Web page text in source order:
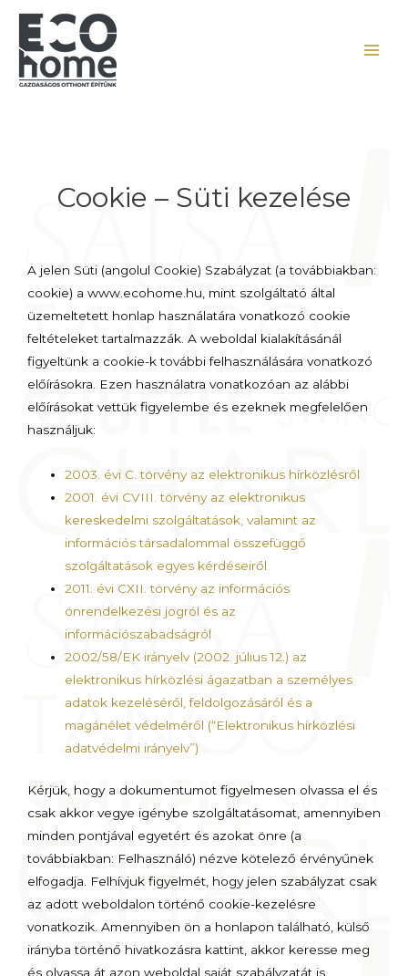
Cookie – Süti kezelése
A jelen Süti (angolul Cookie) Szabályzat (a továbbiakban:
cookie) a www.ecohome.hu, mint szolgáltató által
üzemeltetett honlap használatára vonatkozó cookie
feltételeket tartalmazzák. A weboldal kialakításánál
figyeltünk a cookie-k további felhasználására vonatkozó
előírásokra. Ezen használatra vonatkozóan az alábbi
előírásokat vettük figyelembe és ezeknek megfelelően
használjuk:
2003. évi C. törvény az elektronikus hírközlésről
2001. évi CVIII. törvény az elektronikus
kereskedelmi szolgáltatások, valamint az
információs társadalommal összefüggő
szolgáltatások egyes kérdéseiről
2011. évi CXII. törvény az információs
önrendelkezési jogról és az
információszabadságról
2002/58/EK irányelv (2002. július 12.) az
elektronikus hírközlési ágazatban a személyes
adatok kezeléséről, feldolgozásáról és a
magánélet védelméről (“Elektronikus hírközlési
adatvédelmi irányelv”)
Kérjük, hogy a dokumentumot figyelmesen olvassa el és
csak akkor vegye igénybe szolgáltatásomat, amennyiben
minden pontjával egyetért és azokat önre (a
továbbiakban: Felhasználó) nézve kötelező érvényűnek
elfogadja. Felhívjuk figyelmét, hogy jelen szabályzat csak
az adott weboldalon történő cookie-kezelésre
vonatkozik. Amennyiben ön a honlapon található, külső
irányba történő hivatkozásra kattint, akkor keresse meg
és olvassa át azon weboldal saját szabályzatát is.